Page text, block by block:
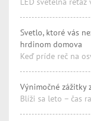
Svetlo, ktoré vás
hrdinom domova
Keď príde reč na
Výnimočné zážitky
Blíži sa leto – čas